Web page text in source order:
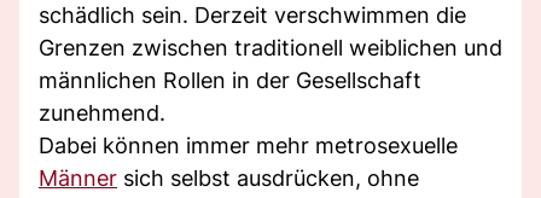
schädlich sein. Derzeit verschwimmen die
Grenzen zwischen traditionell weiblichen und
männlichen Rollen in der Gesellschaft
zunehmend.
Dabei können immer mehr metrosexuelle
Männer sich selbst ausdrücken, ohne